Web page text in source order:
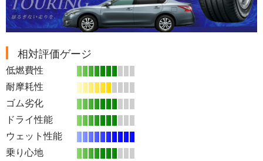
相対評価ゲージ
低燃費性
耐摩耗性
ゴム劣化
ドライ性能
ウェット性能
乗り心地